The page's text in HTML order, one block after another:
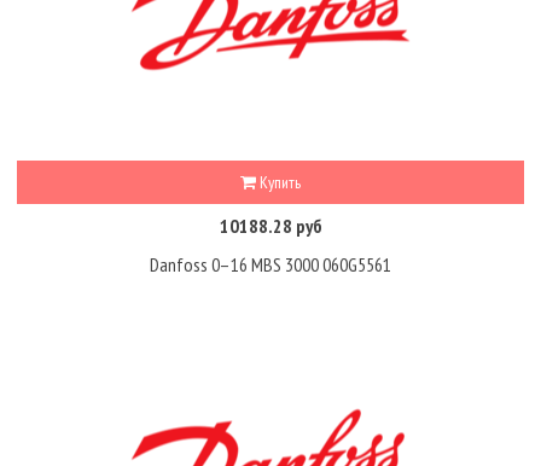
Купить
10188.28 руб
Danfoss 0–16 MBS 3000 060G5561